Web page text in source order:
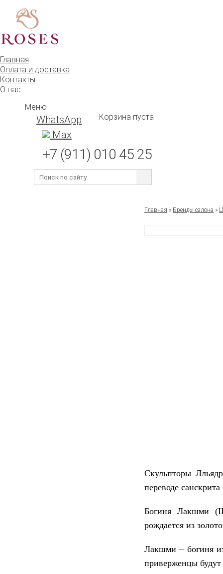
Главная
Оплата и доставка
Контакты
О нас
Меню
WhatsApp
Max
Корзина пуста
+7 (911) 010 45 25
Главная » Бренды салона »
Скульпторы
переводе
Богиня Лакшми
рождается из
Лакшми – богиня
приверженцы